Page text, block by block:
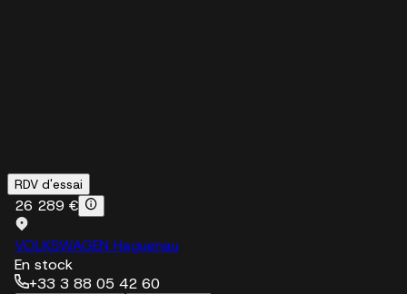
RDV d'essai
26 289 €
VOLKSWAGEN Haguenau
En stock
+33 3 88 05 42 60